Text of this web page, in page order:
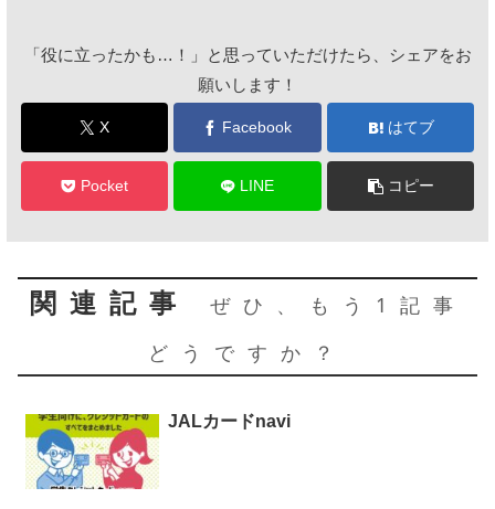
「役に立ったかも…！」と思っていただけたら、シェアをお
願いします！
X Facebook はてブ
Pocket LINE コピー
関連記事 ぜひ、もう1記事
どうですか？
JALカードnavi